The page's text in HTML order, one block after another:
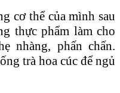
cơ thể của mình sau
thực phẩm làm cho
nhàng, phấn chấn.
trà hoa cúc để ngủ